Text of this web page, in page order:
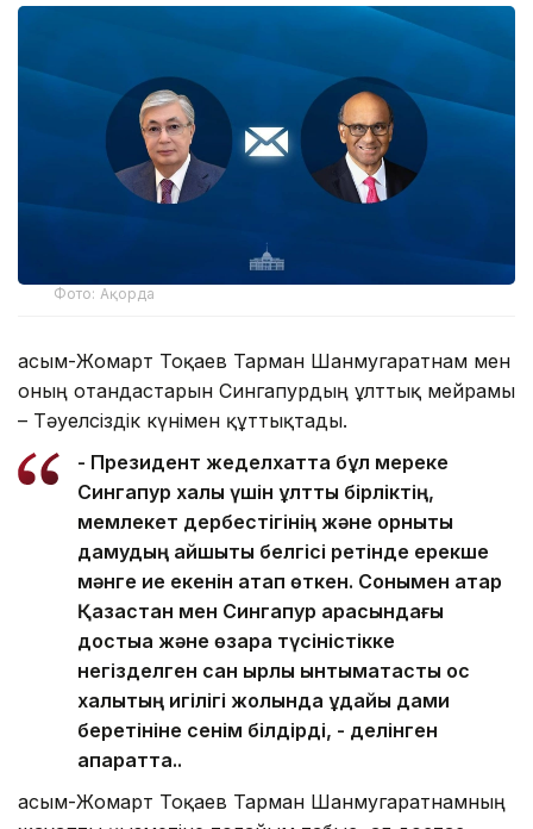
Фото: Ақорда
Қасым-Жомарт Тоқаев Тарман Шанмугаратнам мен
оның отандастарын Сингапурдың ұлттық мейрамы
– Тәуелсіздік күнімен құттықтады.
- Президент жеделхатта бұл мереке
Сингапур халқы үшін ұлттық бірліктің,
мемлекет дербестігінің және орнықты
дамудың айшықты белгісі ретінде ерекше
мәнге ие екенін атап өткен. Сонымен қатар
Қазақстан мен Сингапур арасындағы
достыққа және өзара түсіністікке
негізделген сан қырлы ынтымақтастық қос
халықтың игілігі жолында ұдайы дами
беретініне сенім білдірді, - делінген
ақпаратта..
Қасым-Жомарт Тоқаев Тарман Шанмугаратнамның